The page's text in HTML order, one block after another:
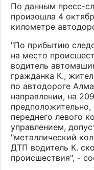
По данным пресс-
произошла 4
километре
"По прибытию
на место
водитель
гражданка К.,
по автодороге
направлении, на
предположительно,
переднего левого
управлением,
"металлический
ДТП водитель К.
происшествия", -